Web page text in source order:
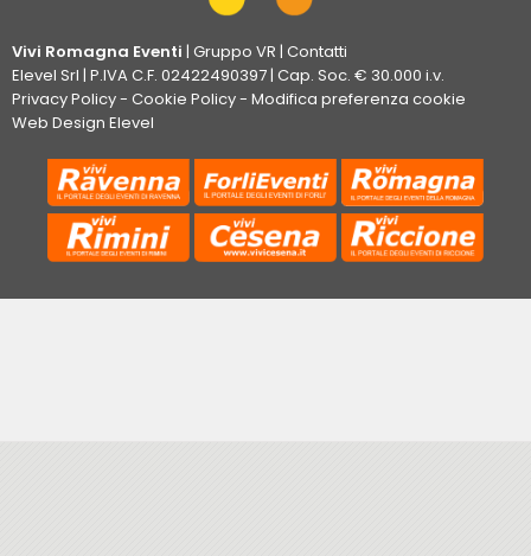
Vivi Romagna Eventi | Gruppo VR | Contatti
Elevel Srl | P.IVA C.F. 02422490397 | Cap. Soc. € 30.000 i.v.
Privacy Policy- Cookie Policy- Modifica preferenza cookie
Web Design Elevel